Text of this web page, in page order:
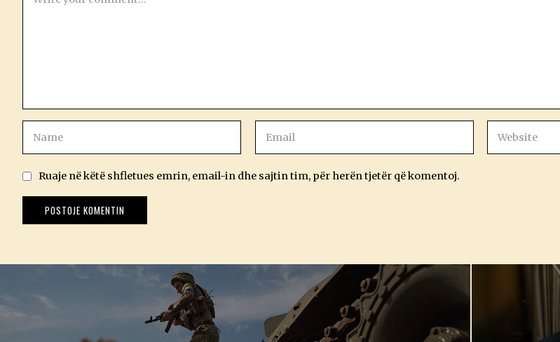
Ruaje në këtë shfletues emrin, email-in dhe sajtin tim, për herën tjetër që komentoj.